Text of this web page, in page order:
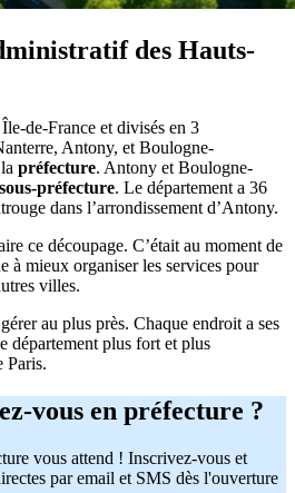
des Hauts-
de-France et divisés en 3
Antony, et Boulogne-
préfecture. Antony et Boulogne-
sous-préfecture. Le département a 36
dans l’arrondissement d’Antony.
ce découpage. C’était au moment de
à mieux organiser les services pour
villes.
au plus près. Chaque endroit a ses
département plus fort et plus
Paris.
vous en préfecture ?
vous attend ! Inscrivez-vous et
par email et SMS dès l'ouverture